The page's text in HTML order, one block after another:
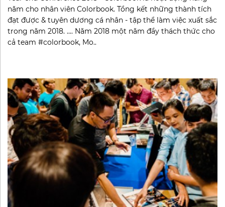
năm cho nhân viên Colorbook. Tổng kết những thành tích
đạt được & tuyên dương cá nhân - tập thể làm việc xuất sắc
trong năm 2018. .... Năm 2018 một năm đầy thách thức cho
cả team #colorbook, Mo..